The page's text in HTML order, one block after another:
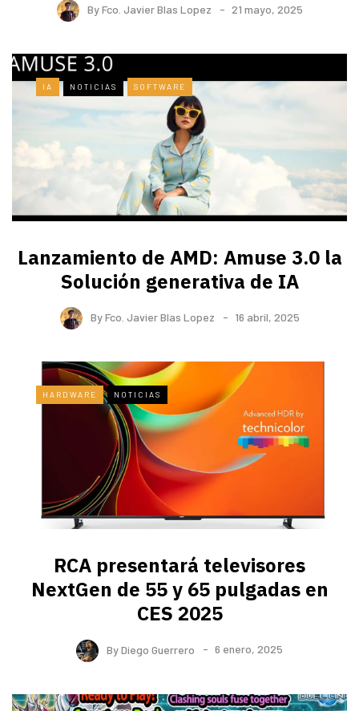
ByFco. Javier Blas Lopez 21 mayo, 2025
IA NOTICIAS SOFTWARE
Lanzamiento de AMD: Amuse 3.0 la
Solución generativa de IA
ByFco. Javier Blas Lopez 16 abril, 2025
HARDWARE NOTICIAS
RCA presentará televisores
NextGen de 55 y 65 pulgadas en
CES 2025
ByDiego Guerrero 6 enero, 2025